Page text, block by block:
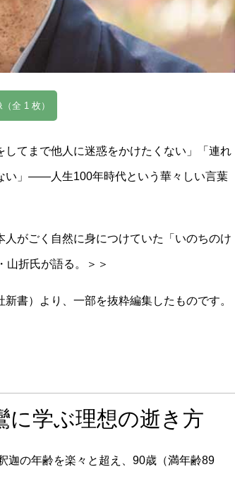
全 1 枚）
てまで他人に迷惑をかけたくない」「連れ
い」――人生100年時代という華々しい言葉
がごく自然に身につけていた「いのちのけ
山折氏が語る。＞＞
書）より、一部を抜粋編集したものです。
に学ぶ理想の逝き方
迦の年齢を楽々と超え、90歳（満年齢89